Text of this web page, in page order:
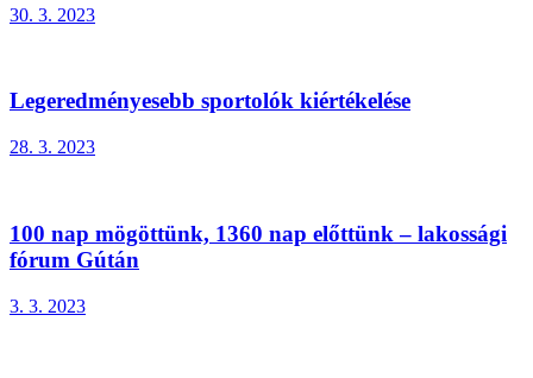
30. 3. 2023
Legeredményesebb sportolók kiértékelése
28. 3. 2023
100 nap mögöttünk, 1360 nap előttünk – lakossági
fórum Gútán
3. 3. 2023